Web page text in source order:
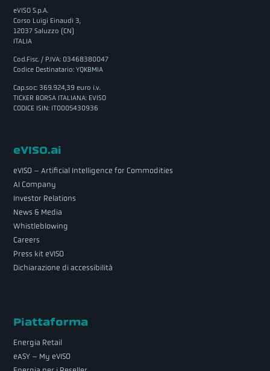
eVISO S.p.A.
Corso Luigi Einaudi 3,
12037 Saluzzo (CN)
ITALIA
Cod.Fisc. / P.IVA: 03468380047
Codice Destinatario: YQKBMIA
Cap.soc: 369.924,39 euro i.v.
TICKER BORSA ITALIANA: EVISO
CODICE ISIN: IT0005430936
eVISO.ai
eVISO – Artificial Intelligence for Commodities
AI Company
Investor Relations
News & Media
Whistleblowing
Careers
Press kit eVISO
Dichiarazione di accessibilità
Piattaforma
Energia Retail
eASY – My eVISO